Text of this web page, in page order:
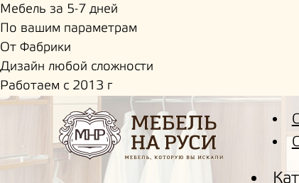
Мебель за 5-7 дней
По вашим параметрам
От Фабрики
Дизайн любой сложности
Работаем с 2013 г